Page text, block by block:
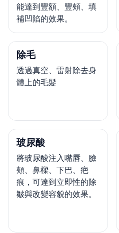
能達到豐額、豐頰、填
補凹陷的效果。
除毛
透過真空、雷射除去身
體上的毛髮
玻尿酸
將玻尿酸注入嘴唇、臉
頰、鼻樑、下巴、疤
痕，可達到立即性的除
皺與改變容貌的效果。